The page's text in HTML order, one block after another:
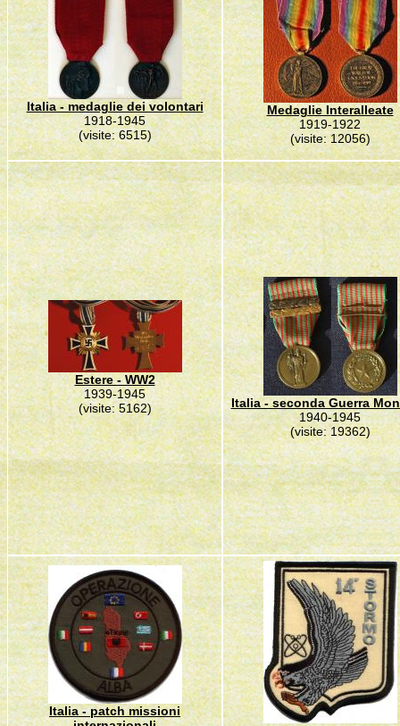
Italia - medaglie dei volontari
1918-1945
(visite: 6515)
Medaglie Interalleate
1919-1922
(visite: 12056)
Estere - WW2
1939-1945
(visite: 5162)
Italia - seconda Guerra
1940-1945
(visite: 19362)
Italia - patch missioni